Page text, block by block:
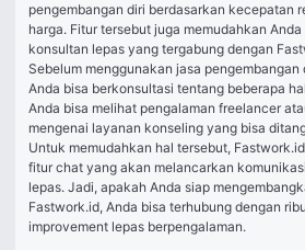
pengembangan diri berdasarkan kecepatan
harga. Fitur tersebut juga memudahkan
konsultan lepas yang tergabung dengan
Sebelum menggunakan jasa pengembangan
Anda bisa berkonsultasi tentang beberapa
Anda bisa melihat pengalaman freelancer
mengenai layanan konseling yang bisa
Untuk memudahkan hal tersebut,
fitur chat yang akan melancarkan
lepas. Jadi, apakah Anda siap
Fastwork.id, Anda bisa terhubung dengan
improvement lepas berpengalaman.